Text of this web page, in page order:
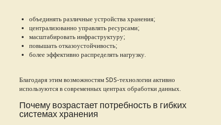
объединять различные устройства хранения;
централизованно управлять ресурсами;
масштабировать инфраструктуру;
повышать отказоустойчивость;
более эффективно распределять нагрузку.
Благодаря этим возможностям SDS-технологии активно
используются в современных центрах обработки данных.
Почему возрастает потребность в гибких
системах хранения